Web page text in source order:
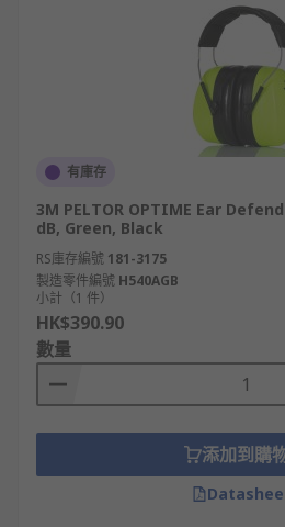
有庫存
3M PELTOR OPTIME Ear
dB, Green, Black
RS庫存編號 181-3175
製造零件編號 H540AGB
小計（1 件）
HK$390.90
數量
添加到購